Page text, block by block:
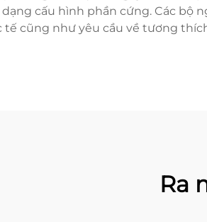
cấu hình phần cứng. Các bộ
tế cũng như yêu cầu về tương
Ra